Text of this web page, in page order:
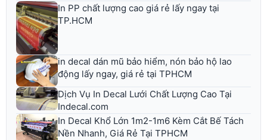
In PP chất lượng cao giá rẻ lấy ngay tại
TP.HCM
in decal dán mũ bảo hiểm, nón bảo hộ lao
động lấy ngay, giá rẻ tại TPHCM
Dịch Vụ In Decal Lưới Chất Lượng Cao Tại
Indecal.com
In Decal Khổ Lớn 1m2-1m6 Kèm Cắt Bế Tách
Nền Nhanh, Giá Rẻ Tại TPHCM